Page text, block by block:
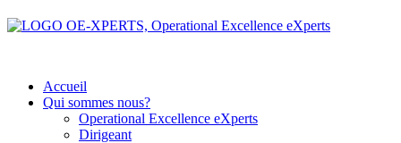
Accueil
Qui sommes nous?
Operational Excellence eXperts
Dirigeant